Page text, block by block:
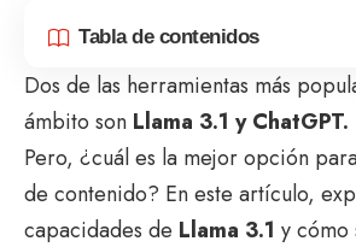
Tabla de contenidos
Dos de las herramientas más
ámbito son Llama 3.1 y ChatGPT.
Pero, ¿cuál es la mejor opción
de contenido? En este artículo,
capacidades de Llama 3.1 y cómo